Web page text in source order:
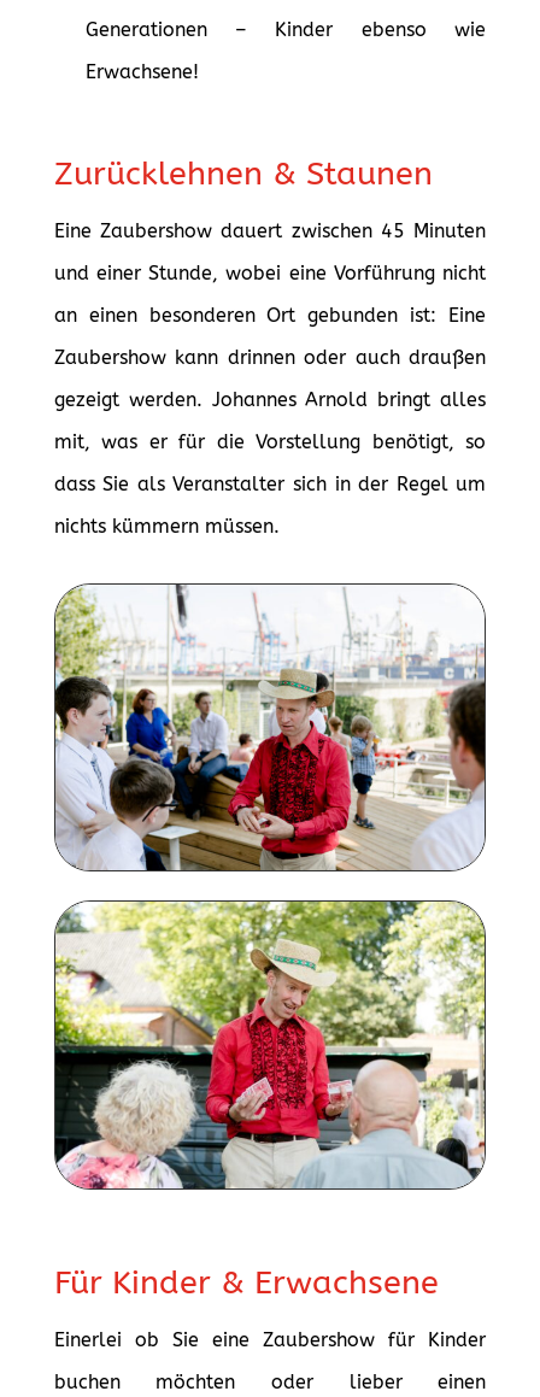
Generationen – Kinder ebenso wie
Erwachsene!
Zurücklehnen & Staunen
Eine Zaubershow dauert zwischen 45 Minuten
und einer Stunde, wobei eine Vorführung nicht
an einen besonderen Ort gebunden ist: Eine
Zaubershow kann drinnen oder auch draußen
gezeigt werden. Johannes Arnold bringt alles
mit, was er für die Vorstellung benötigt, so
dass Sie als Veranstalter sich in der Regel um
nichts kümmern müssen.
Für Kinder & Erwachsene
Einerlei ob Sie eine Zaubershow für Kinder
buchen möchten oder lieber einen